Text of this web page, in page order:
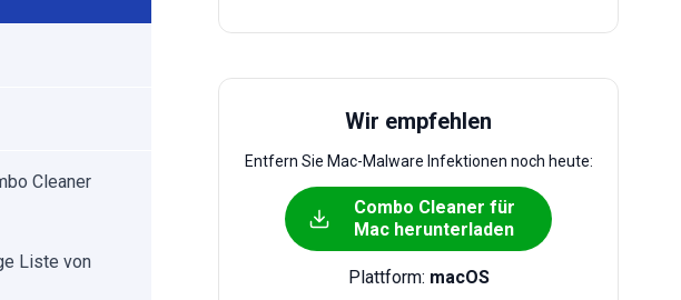
Cleaner
Liste von
Wir empfehlen
Entfern Sie Mac-Malware Infektionen noch heute:
Combo Cleaner für
Mac herunterladen
Plattform: macOS